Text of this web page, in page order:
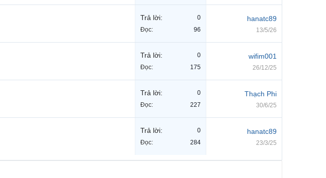
Trả lời:
0
Đọc:
96
hanatc89
13/5/26
Trả lời:
0
Đọc:
175
wifim001
26/12/25
Trả lời:
0
Đọc:
227
Thạch Phi
30/6/25
Trả lời:
0
Đọc:
284
hanatc89
23/3/25